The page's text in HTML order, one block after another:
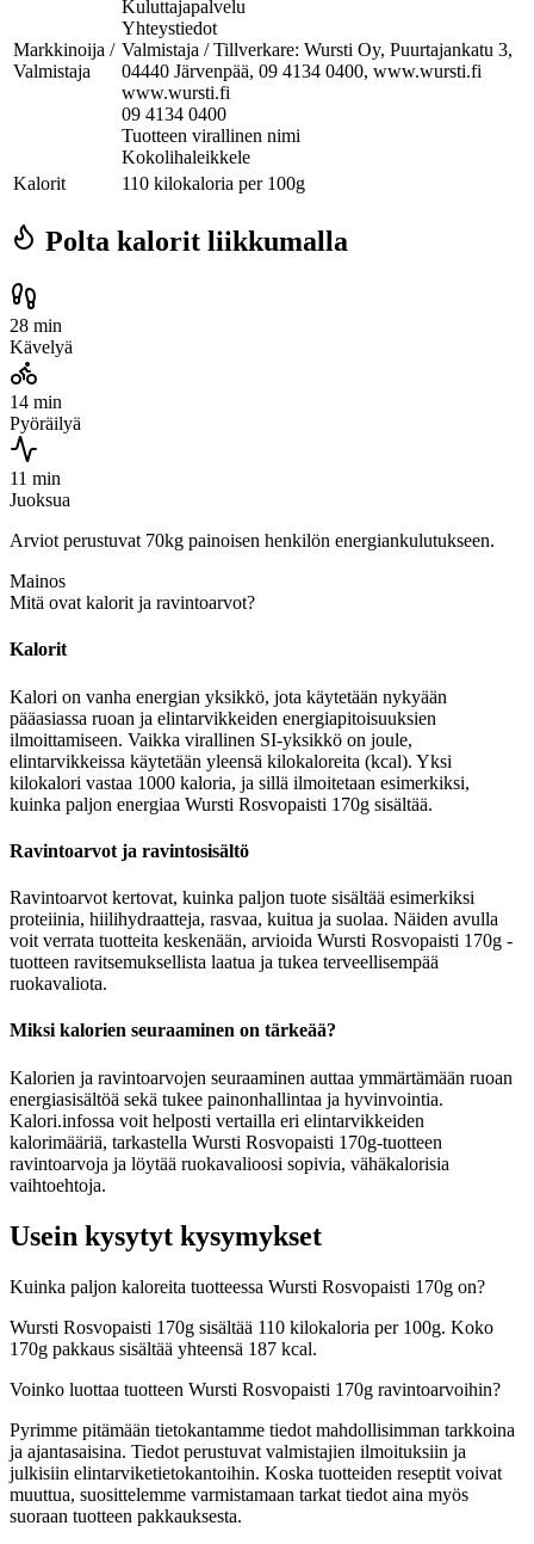
Markkinoija /
Valmistaja
Kuluttajapalvelu
Yhteystiedot
Valmistaja / Tillverkare: Wursti Oy, Puurtajankatu 3,
04440 Järvenpää, 09 4134 0400, www.wursti.fi
www.wursti.fi
09 4134 0400
Tuotteen virallinen nimi
Kokolihaleikkele
Kalorit
110 kilokaloria per 100g
Polta kalorit liikkumalla
28 min
Kävelyä
14 min
Pyöräilyä
11 min
Juoksua
Arviot perustuvat 70kg painoisen henkilön energiankulutukseen.
Mainos
Mitä ovat kalorit ja ravintoarvot?
Kalorit
Kalori on vanha energian yksikkö, jota käytetään nykyään
pääasiassa ruoan ja elintarvikkeiden energiapitoisuuksien
ilmoittamiseen. Vaikka virallinen SI-yksikkö on joule,
elintarvikkeissa käytetään yleensä kilokaloreita (kcal). Yksi
kilokalori vastaa 1000 kaloria, ja sillä ilmoitetaan esimerkiksi,
kuinka paljon energiaa Wursti Rosvopaisti 170g sisältää.
Ravintoarvot ja ravintosisältö
Ravintoarvot kertovat, kuinka paljon tuote sisältää esimerkiksi
proteiinia, hiilihydraatteja, rasvaa, kuitua ja suolaa. Näiden avulla
voit verrata tuotteita keskenään, arvioida Wursti Rosvopaisti 170g -
tuotteen ravitsemuksellista laatua ja tukea terveellisempää
ruokavaliota.
Miksi kalorien seuraaminen on tärkeää?
Kalorien ja ravintoarvojen seuraaminen auttaa ymmärtämään ruoan
energiasisältöä sekä tukee painonhallintaa ja hyvinvointia.
Kalori.infossa voit helposti vertailla eri elintarvikkeiden
kalorimääriä, tarkastella Wursti Rosvopaisti 170g-tuotteen
ravintoarvoja ja löytää ruokavalioosi sopivia, vähäkalorisia
vaihtoehtoja.
Usein kysytyt kysymykset
Kuinka paljon kaloreita tuotteessa Wursti Rosvopaisti 170g on?
Wursti Rosvopaisti 170g sisältää 110 kilokaloria per 100g. Koko
170g pakkaus sisältää yhteensä 187 kcal.
Voinko luottaa tuotteen Wursti Rosvopaisti 170g ravintoarvoihin?
Pyrimme pitämään tietokantamme tiedot mahdollisimman tarkkoina
ja ajantasaisina. Tiedot perustuvat valmistajien ilmoituksiin ja
julkisiin elintarviketietokantoihin. Koska tuotteiden reseptit voivat
muuttua, suosittelemme varmistamaan tarkat tiedot aina myös
suoraan tuotteen pakkauksesta.